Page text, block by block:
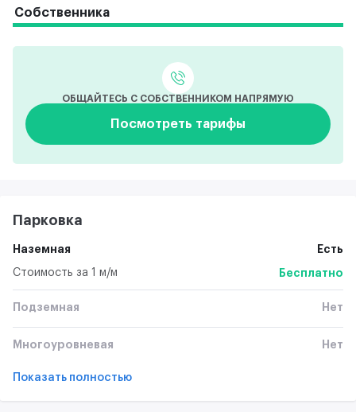
Собственника
ОБЩАЙТЕСЬ С СОБСТВЕННИКОМ НАПРЯМУЮ
Посмотреть тарифы
Парковка
Наземная Есть
Стоимость за 1 м/м Бесплатно
Подземная Нет
Многоуровневая Нет
Показать полностью